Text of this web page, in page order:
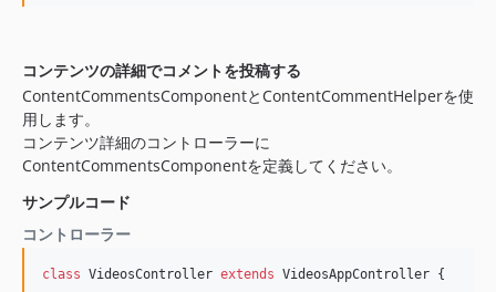
コンテンツの詳細でコメントを投稿する
ContentCommentsComponentとContentCommentHelperを使
用します。
コンテンツ詳細のコントローラーに
ContentCommentsComponentを定義してください。
サンプルコード
コントローラー
class VideosController extends VideosAppController {